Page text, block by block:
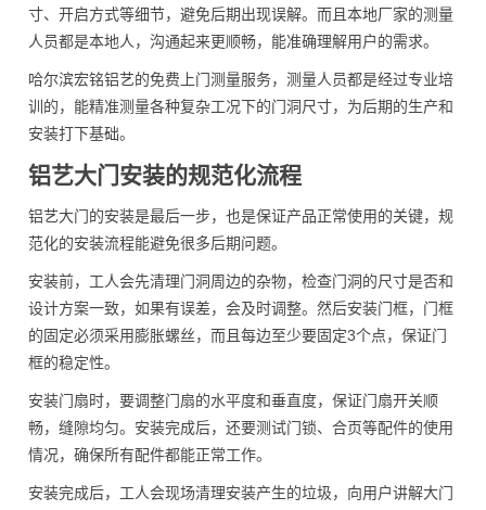
寸、开启方式等细节，避免后期出现误解。而且本地厂家的测量
人员都是本地人，沟通起来更顺畅，能准确理解用户的需求。
哈尔滨宏铭铝艺的免费上门测量服务，测量人员都是经过专业培
训的，能精准测量各种复杂工况下的门洞尺寸，为后期的生产和
安装打下基础。
铝艺大门安装的规范化流程
铝艺大门的安装是最后一步，也是保证产品正常使用的关键，规
范化的安装流程能避免很多后期问题。
安装前，工人会先清理门洞周边的杂物，检查门洞的尺寸是否和
设计方案一致，如果有误差，会及时调整。然后安装门框，门框
的固定必须采用膨胀螺丝，而且每边至少要固定3个点，保证门
框的稳定性。
安装门扇时，要调整门扇的水平度和垂直度，保证门扇开关顺
畅，缝隙均匀。安装完成后，还要测试门锁、合页等配件的使用
情况，确保所有配件都能正常工作。
安装完成后，工人会现场清理安装产生的垃圾，向用户讲解大门